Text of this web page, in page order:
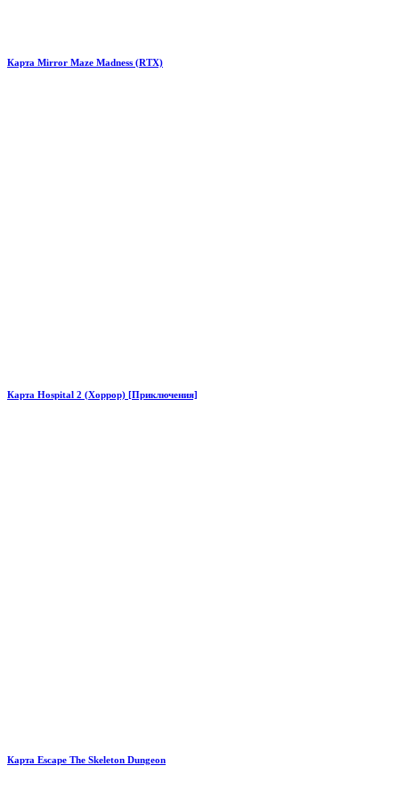
Карта Mirror Maze Madness (RTX)
Карта Hospital 2 (Хоррор) [Приключения]
Карта Escape The Skeleton Dungeon